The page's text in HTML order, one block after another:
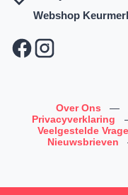
Webshop
Over Ons —
Privacyverklaring
Veelgestelde
Nieuwsbrieven